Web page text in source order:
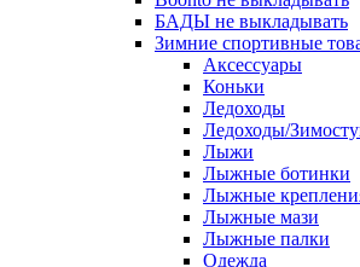
БАДЫ не выкладывать
Зимние спортивные
Аксессуары
Коньки
Ледоходы
Ледоходы/
Лыжи
Лыжные ботинки
Лыжные
Лыжные мази
Лыжные палки
Одежда